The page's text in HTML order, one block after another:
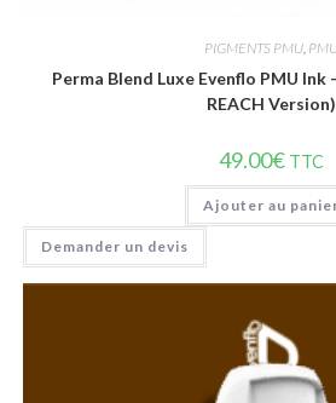
PIGMENTS PMU,
Perma Blend Luxe Evenflo PMU Ink
REACH Version)
49.00€ TTC
Ajouter au
Demander un devis